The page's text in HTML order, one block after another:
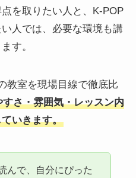
を取りたい人と、K-POP
人では、必要な環境も講
す。
教室を現場目線で徹底比
さ・雰囲気・レッスン内
いきます。
んで、自分にぴった